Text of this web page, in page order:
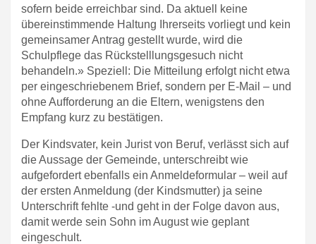
sofern beide erreichbar sind. Da aktuell keine
übereinstimmende Haltung Ihrerseits vorliegt und kein
gemeinsamer Antrag gestellt wurde, wird die
Schulpflege das Rückstelllungsgesuch nicht
behandeln.» Speziell: Die Mitteilung erfolgt nicht etwa
per eingeschriebenem Brief, sondern per E-Mail – und
ohne Aufforderung an die Eltern, wenigstens den
Empfang kurz zu bestätigen.
Der Kindsvater, kein Jurist von Beruf, verlässt sich auf
die Aussage der Gemeinde, unterschreibt wie
aufgefordert ebenfalls ein Anmeldeformular – weil auf
der ersten Anmeldung (der Kindsmutter) ja seine
Unterschrift fehlte -und geht in der Folge davon aus,
damit werde sein Sohn im August wie geplant
eingeschult.